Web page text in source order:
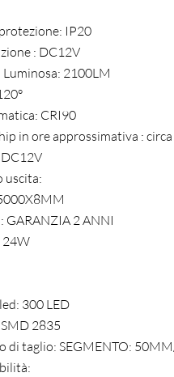
IP20
: DC12V
2100LM
CRI90
in ore approssimativa :
uscita:
GARANZIA 2 ANNI
24W
300 LED
2835
di taglio: SEGMENTO: